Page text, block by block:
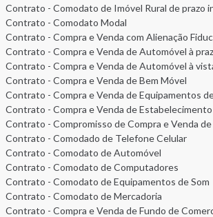
Contrato - Comodato de Imóvel Rural de prazo
Contrato - Comodato Modal
Contrato - Compra e Venda com Alienação
Contrato - Compra e Venda de Automóvel à
Contrato - Compra e Venda de Automóvel à
Contrato - Compra e Venda de Bem Móvel
Contrato - Compra e Venda de Equipamentos
Contrato - Compra e Venda de
Contrato - Compromisso de Compra e Venda
Contrato - Comodado de Telefone Celular
Contrato - Comodato de Automóvel
Contrato - Comodato de Computadores
Contrato - Comodato de Equipamentos de Som
Contrato - Comodato de Mercadoria
Contrato - Compra e Venda de Fundo de